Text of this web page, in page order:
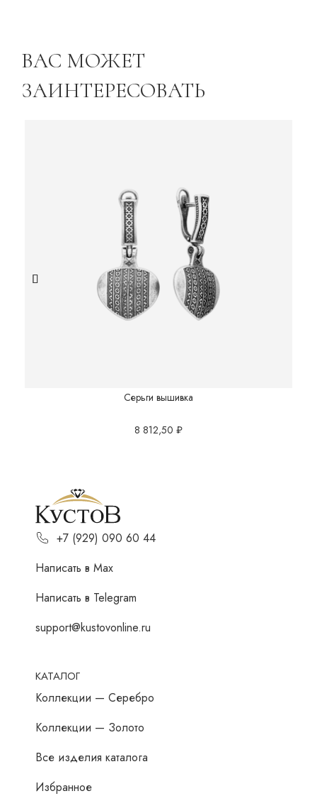
ВАС МОЖЕТ
ЗАИНТЕРЕСОВАТЬ
Серьги вышивка
8 812,50 ₽
+7 (929) 090 60 44
Написать в Мах
Написать в Telegram
support@kustovonline.ru
КАТАЛОГ
Коллекции — Серебро
Коллекции — Золото
Все изделия каталога
Избранное